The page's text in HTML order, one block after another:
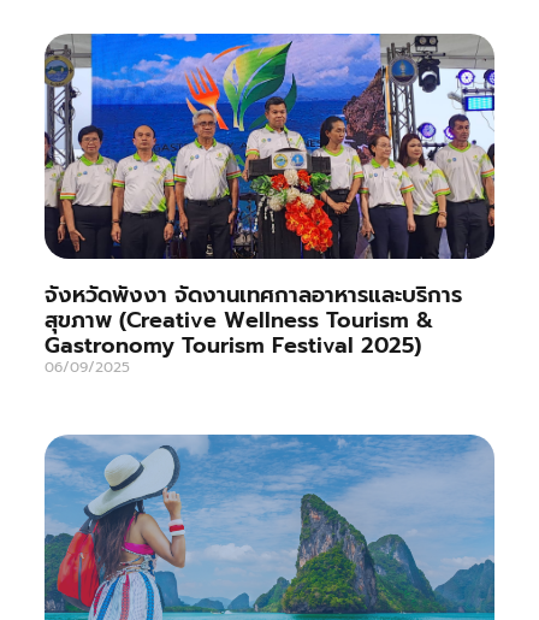
จังหวัดพังงา จัดงานเทศกาลอาหารและบริการ
สุขภาพ (Creative Wellness Tourism &
Gastronomy Tourism Festival 2025)
06/09/2025